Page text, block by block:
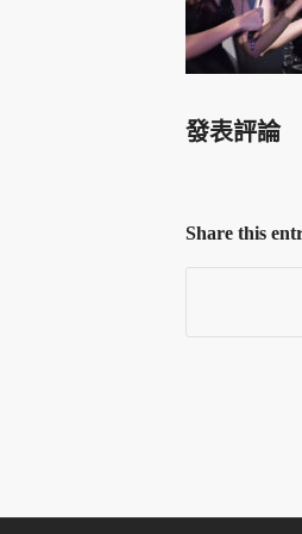
發表評論
Share this